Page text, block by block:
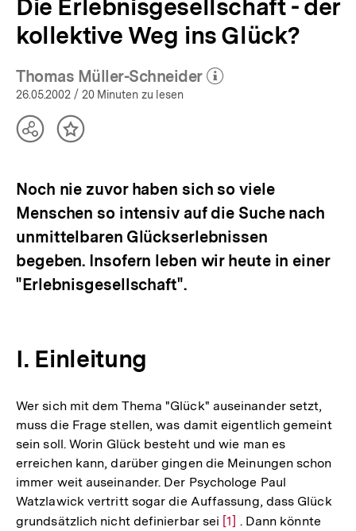
Die Erlebnisgesellschaft - der
kollektive Weg ins Glück?
Thomas Müller-Schneider
(Mehr zum Autor)
26.05.2002 / 20 Minuten zu lesen
TeilenInhalt
Noch nie zuvor haben sich so viele
Menschen so intensiv auf die Suche nach
unmittelbaren Glückserlebnissen
begeben. Insofern leben wir heute in einer
"Erlebnisgesellschaft".
I. Einleitung
Wer sich mit dem Thema "Glück" auseinander setzt,
muss die Frage stellen, was damit eigentlich gemeint
sein soll. Worin Glück besteht und wie man es
erreichen kann, darüber gingen die Meinungen schon
immer weit auseinander. Der Psychologe Paul
Watzlawick vertritt sogar die Auffassung, dass Glück
grundsätzlich nicht definierbar sei Zur
[1] . Dann könnte